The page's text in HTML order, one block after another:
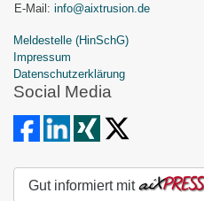
E-Mail: info@aixtrusion.de
Meldestelle (HinSchG)
Impressum
Datenschutzerklärung
Social Media
Gut informiert mit